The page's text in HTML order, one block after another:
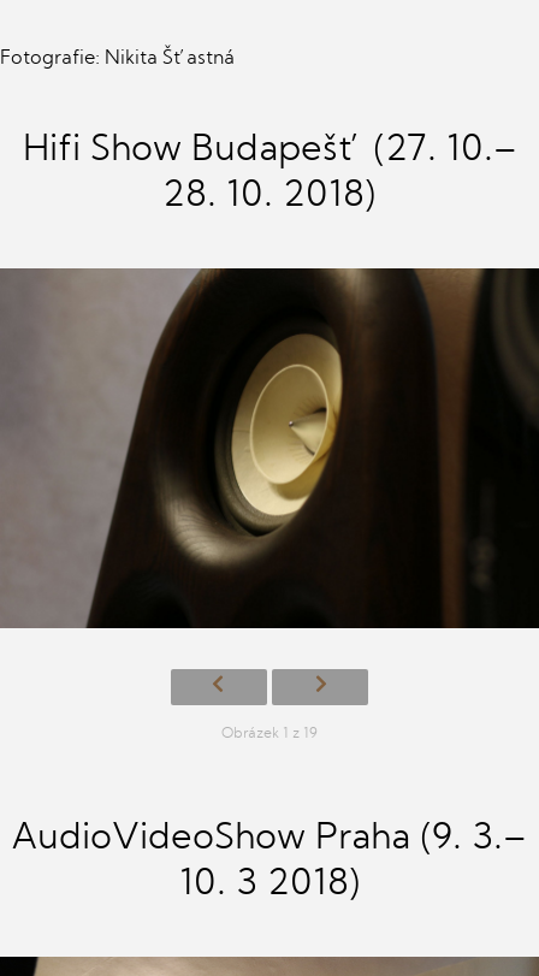
Fotografie: Nikita Šťastná
Hifi Show Budapešť (27. 10.–
28. 10. 2018)
Obrázek 1 z 19
AudioVideoShow Praha (9. 3.–
10. 3 2018)